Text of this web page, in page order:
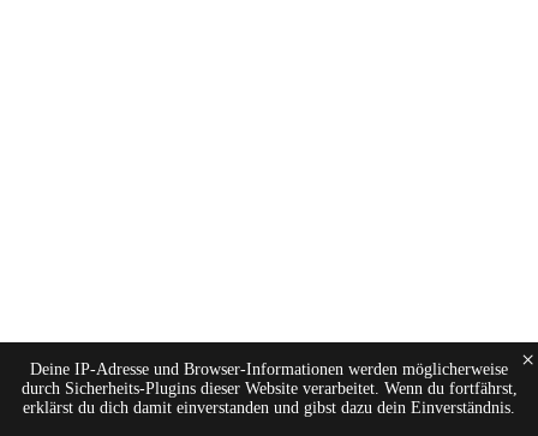
Deine IP-Adresse und Browser-Informationen werden möglicherweise
durch Sicherheits-Plugins dieser Website verarbeitet. Wenn du fortfährst,
erklärst du dich damit einverstanden und gibst dazu dein Einverständnis.
×